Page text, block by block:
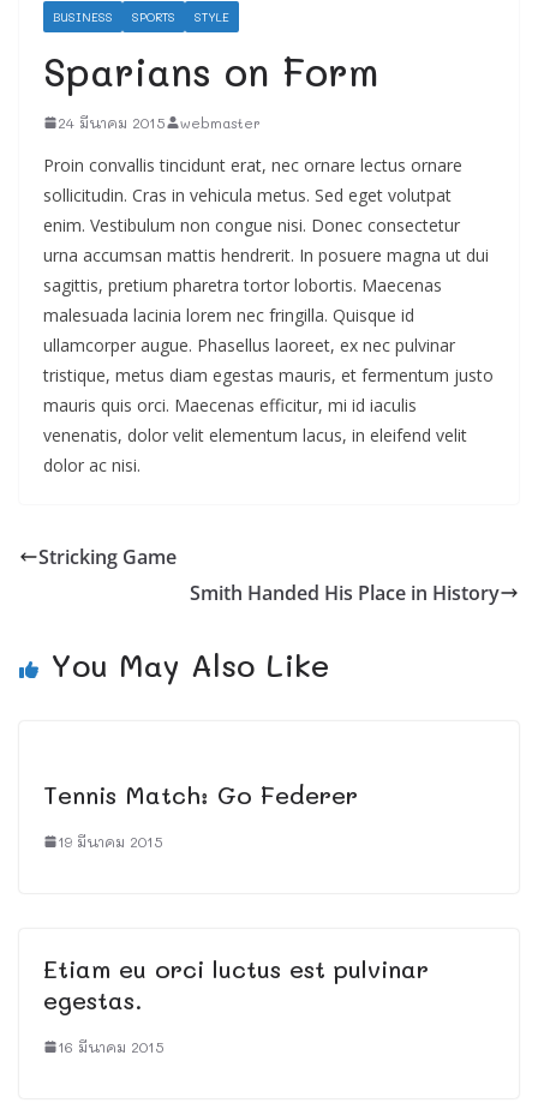
BUSINESS SPORTS STYLE
Sparians on Form
24 มีนาคม 2015 webmaster
Proin convallis tincidunt erat, nec ornare lectus ornare
sollicitudin. Cras in vehicula metus. Sed eget volutpat
enim. Vestibulum non congue nisi. Donec consectetur
urna accumsan mattis hendrerit. In posuere magna ut dui
sagittis, pretium pharetra tortor lobortis. Maecenas
malesuada lacinia lorem nec fringilla. Quisque id
ullamcorper augue. Phasellus laoreet, ex nec pulvinar
tristique, metus diam egestas mauris, et fermentum justo
mauris quis orci. Maecenas efficitur, mi id iaculis
venenatis, dolor velit elementum lacus, in eleifend velit
dolor ac nisi.
Stricking Game
Smith Handed His Place in History
You May Also Like
Tennis Match: Go Federer
19 มีนาคม 2015
Etiam eu orci luctus est pulvinar
egestas.
16 มีนาคม 2015